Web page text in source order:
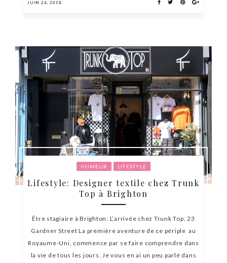
JUIN 26, 2018
HUMEUR LIFESTYLE
Lifestyle: Designer textile chez Trunk
Top à Brighton
Être stagiaire à Brighton: L’arrivée chez Trunk Top, 23
Gardner Street La première aventure de ce périple au
Royaume-Uni, commence par se faire comprendre dans
la vie de tous les jours. Je vous en ai un peu parlé dans